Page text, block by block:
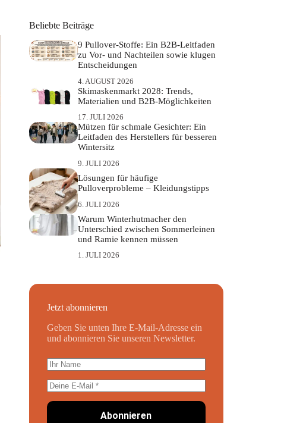
Beliebte Beiträge
9 Pullover-Stoffe: Ein B2B-Leitfaden
zu Vor- und Nachteilen sowie klugen
Entscheidungen
4. AUGUST 2026
Skimaskenmarkt 2028: Trends,
Materialien und B2B-Möglichkeiten
17. JULI 2026
Mützen für schmale Gesichter: Ein
Leitfaden des Herstellers für besseren
Wintersitz
9. JULI 2026
Lösungen für häufige
Pulloverprobleme – Kleidungstipps
6. JULI 2026
Warum Winterhutmacher den
Unterschied zwischen Sommerleinen
und Ramie kennen müssen
1. JULI 2026
Jetzt abonnieren
Geben Sie unten Ihre E-Mail-Adresse ein
und abonnieren Sie unseren Newsletter.
Abonnieren